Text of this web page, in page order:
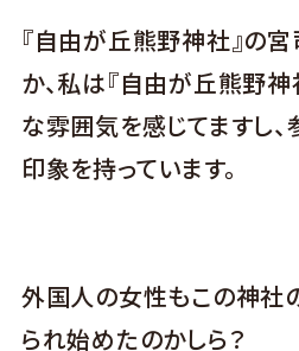
『自由が丘熊野神社』の
か、私は『自由が丘熊野
な雰囲気を感じてますし
印象を持っています。
外国人の女性もこの神社
られ始めたのかしら？